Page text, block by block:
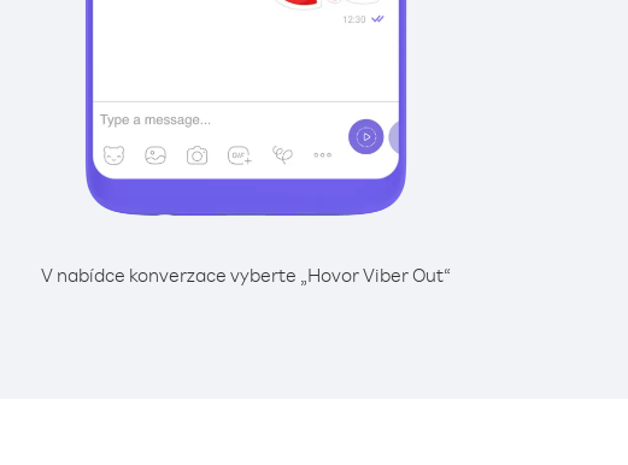
V nabídce konverzace vyberte „Hovor Viber Out“